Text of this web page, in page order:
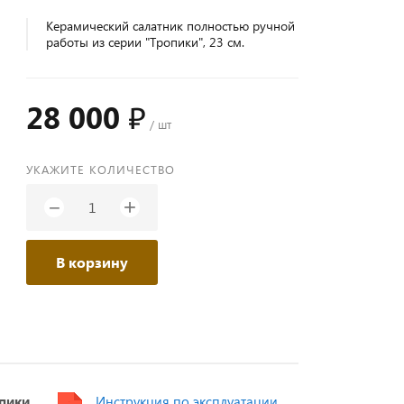
Керамический салатник полностью ручной
работы из серии "Тропики", 23 см.
28 000 ₽ / шт
УКАЖИТЕ КОЛИЧЕСТВО
− +
В корзину